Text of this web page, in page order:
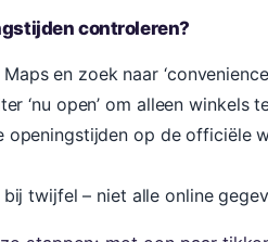
controleren?
en zoek naar
‘nu open’ om alleen
openingstijden op de officiële
bij twijfel – niet alle online